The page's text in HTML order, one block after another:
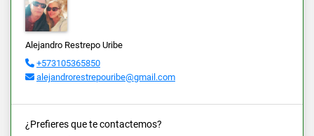
Alejandro Restrepo Uribe
+573105365850
alejandrorestrepouribe@gmail.com
¿Prefieres que te contactemos?